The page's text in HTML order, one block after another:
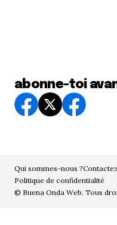
abonne-toi
Qui sommes-nous ?
Politique de confidentialité
© Buena Onda Web. Tous